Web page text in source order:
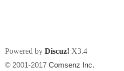
州
Powered by Discuz! X3.4
© 2001-2017 Comsenz Inc.